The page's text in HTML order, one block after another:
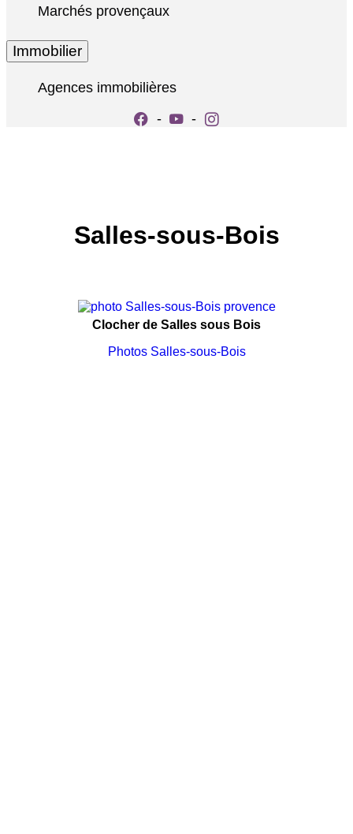
Marchés provençaux
Immobilier
Agences immobilières
-
-
Salles-sous-Bois
Clocher de Salles sous Bois
Photos Salles-sous-Bois